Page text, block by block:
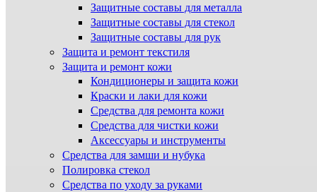
Защитные составы для металла
Защитные составы для стекол
Защитные составы для рук
Защита и ремонт текстиля
Защита и ремонт кожи
Кондиционеры и защита кожи
Краски и лаки для кожи
Средства для ремонта кожи
Средства для чистки кожи
Аксессуары и инструменты
Средства для замши и нубука
Полировка стекол
Средства по уходу за руками